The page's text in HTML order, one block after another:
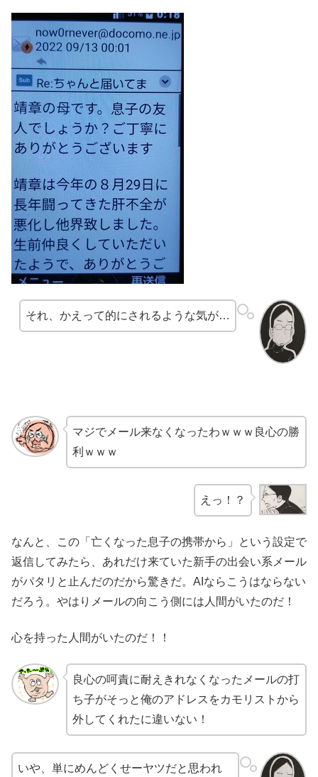
それ、かえって的にされるような気が…
マジでメール来なくなったわｗｗｗ良心の勝
利ｗｗｗ
えっ！？
なんと、この「亡くなった息子の携帯から」という設定で
返信してみたら、あれだけ来ていた新手の出会い系メール
がパタリと止んだのだから驚きだ。AIならこうはならない
だろう。やはりメールの向こう側には人間がいたのだ！
心を持った人間がいたのだ！！
良心の呵責に耐えきれなくなったメールの打
ち子がそっと俺のアドレスをカモリストから
外してくれたに違いない！
いや、単にめんどくせーヤツだと思われ